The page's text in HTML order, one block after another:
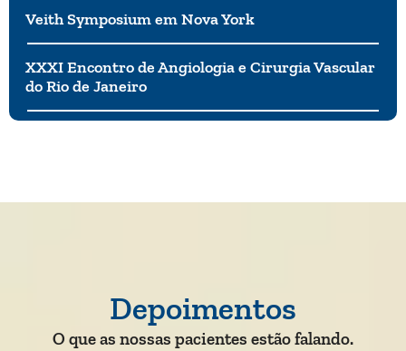
Veith Symposium em Nova York
XXXI Encontro de Angiologia e Cirurgia Vascular
do Rio de Janeiro
Depoimentos
O que as nossas pacientes estão falando.